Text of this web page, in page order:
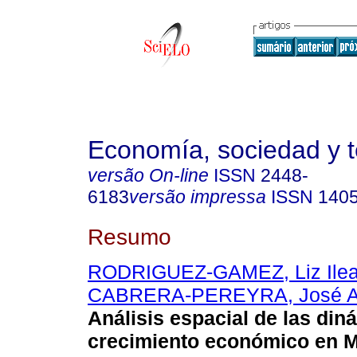
Economía, sociedad y
versão On-line ISSN 2448-
6183versão impressa ISSN
Resumo
RODRIGUEZ-GAMEZ, Liz
CABRERA-PEREYRA, José
Análisis espacial de las
crecimiento económico en